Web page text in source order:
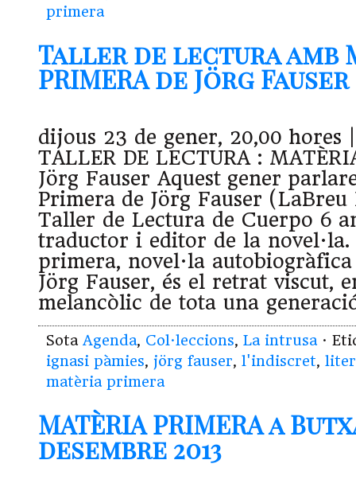
primera
Taller de lectura amb
PRIMERA de Jörg Fauser
dijous 23 de gener, 20,00 hores
TALLER DE LECTURA :
Jörg Fauser Aquest gener
Primera de Jörg Fauser
Taller de Lectura de Cuerpo 6
traductor i editor de la
primera, novel·la
Jörg Fauser, és el retrat viscut,
melancòlic de tota una
Sota Agenda, Col·leccions, La intrusa ·
ignasi pàmies, jörg fauser, l'indiscret,
matèria primera
MATÈRIA PRIMERA a
desembre 2013